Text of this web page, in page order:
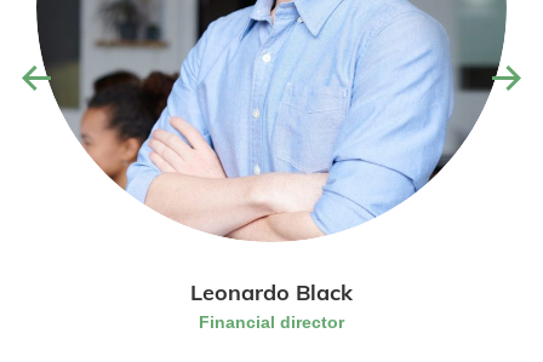
Leonardo Black
Financial director